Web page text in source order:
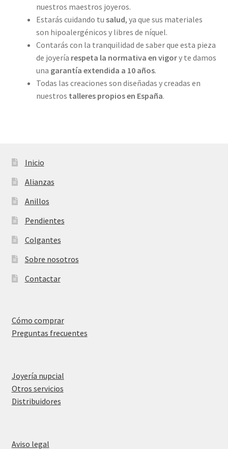
nuestros maestros joyeros.
Estarás cuidando tu salud, ya que sus materiales
son hipoalergénicos y libres de níquel.
Contarás con la tranquilidad de saber que esta pieza
de joyería respeta la normativa en vigory te damos
una garantía extendida a 10 años.
Todas las creaciones son diseñadas y creadas en
nuestros talleres propiosen España.
Inicio
Alianzas
Anillos
Pendientes
Colgantes
Sobre nosotros
Contactar
Cómo comprar
Preguntas frecuentes
Joyería nupcial
Otros servicios
Distribuidores
Aviso legal